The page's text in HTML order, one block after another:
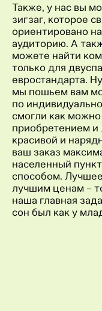
Также, у нас вы
зигзаг, которое
ориентировано
аудиторию. А
можете найти
только для
евростандарта.
мы пошьем вам
по
смогли как
приобретением и
красивой и
ваш заказ
населенный
способом.
лучшим ценам –
наша главная
сон был как у